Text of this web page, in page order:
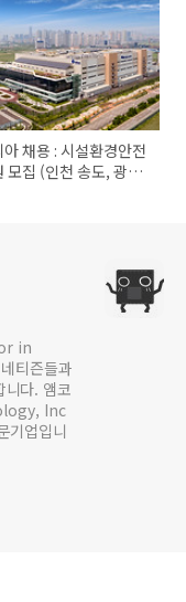
채용 : 시설환경안전
모집 (인천 송도, 광주
in
티즌들과
니다. 앰코
Inc
기업입니